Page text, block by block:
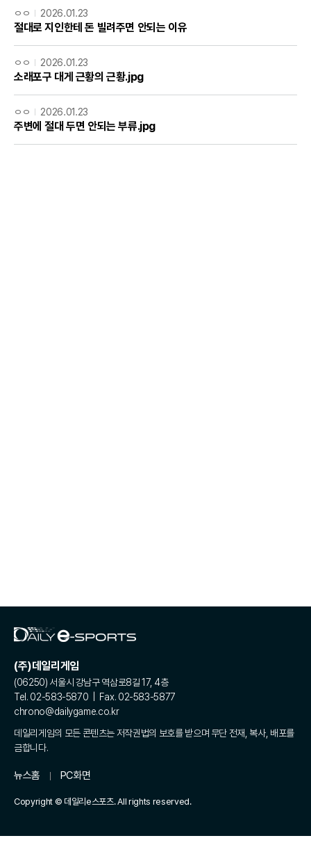
ㅇㅇ 2026.01.23
절대로 지인한테 돈 빌려주면 안되는 이유
ㅇㅇ 2026.01.23
소래포구 대게 근황의 근황.jpg
ㅇㅇ 2026.01.23
주변에 절대 두면 안되는 부류.jpg
(주)데일리게임
(06250) 서울시 강남구 역삼로8길 17, 4층
Tel. 02-583-5870 | Fax. 02-583-5877
chrono@dailygame.co.kr
데일리게임의 모든 콘텐츠는 저작권법의 보호를 받으며 무단 전재, 복사, 배포를
금합니다.
뉴스홈 PC화면
Copyright © 데일리e스포츠. All rights reserved.